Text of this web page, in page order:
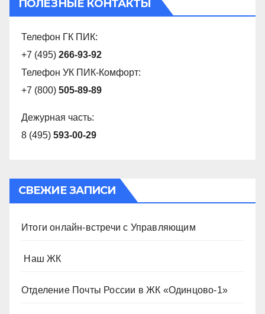
ПОЛЕЗНЫЕ КОНТАКТЫ
Телефон ГК ПИК:
+7 (495) 266-93-92
Телефон УК ПИК-Комфорт:
+7 (800) 505-89-89
Дежурная часть:
8 (495) 593-00-29
СВЕЖИЕ ЗАПИСИ
Итоги онлайн-встречи с Управляющим
️ Наш ЖК
Отделение Почты России в ЖК «Одинцово-1»